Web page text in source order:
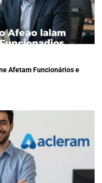
Afetam Funcionários e